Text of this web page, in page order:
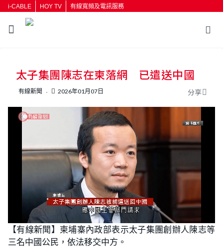
i-CABLE HOY TV 有線寬頻及電訊服務
按輸入鍵開始搜尋
太子集團陳志在柬落網 已遣送中國
有線新聞 2026年01月07日 分享
U
n
m
t
e
o
a
d
e
d
【有線新聞】柬埔寨內政部表示太子集團創辦人陳志等
三名中國公民，依法移交中方。